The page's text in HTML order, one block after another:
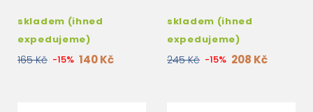
skladem (ihned
expedujeme)
165 Kč -15% 140 Kč
skladem (ihned
expedujeme)
245 Kč -15% 208 Kč